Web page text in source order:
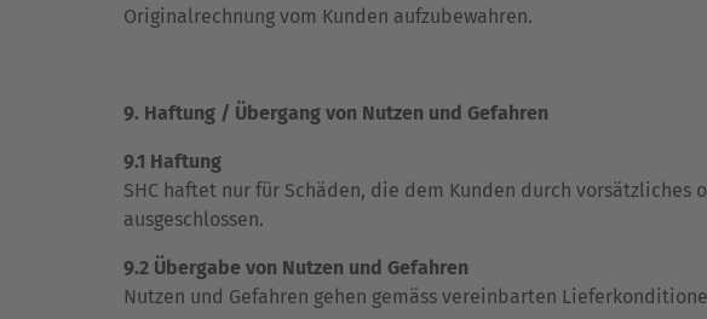
Originalrechnung vom Kunden aufzubewahren.
9. Haftung / Übergang von Nutzen und Gefahren
9.1 Haftung
SHC haftet nur für Schäden, die dem Kunden durch
ausgeschlossen.
9.2 Übergabe von Nutzen und Gefahren
Nutzen und Gefahren gehen gemäss vereinbarten